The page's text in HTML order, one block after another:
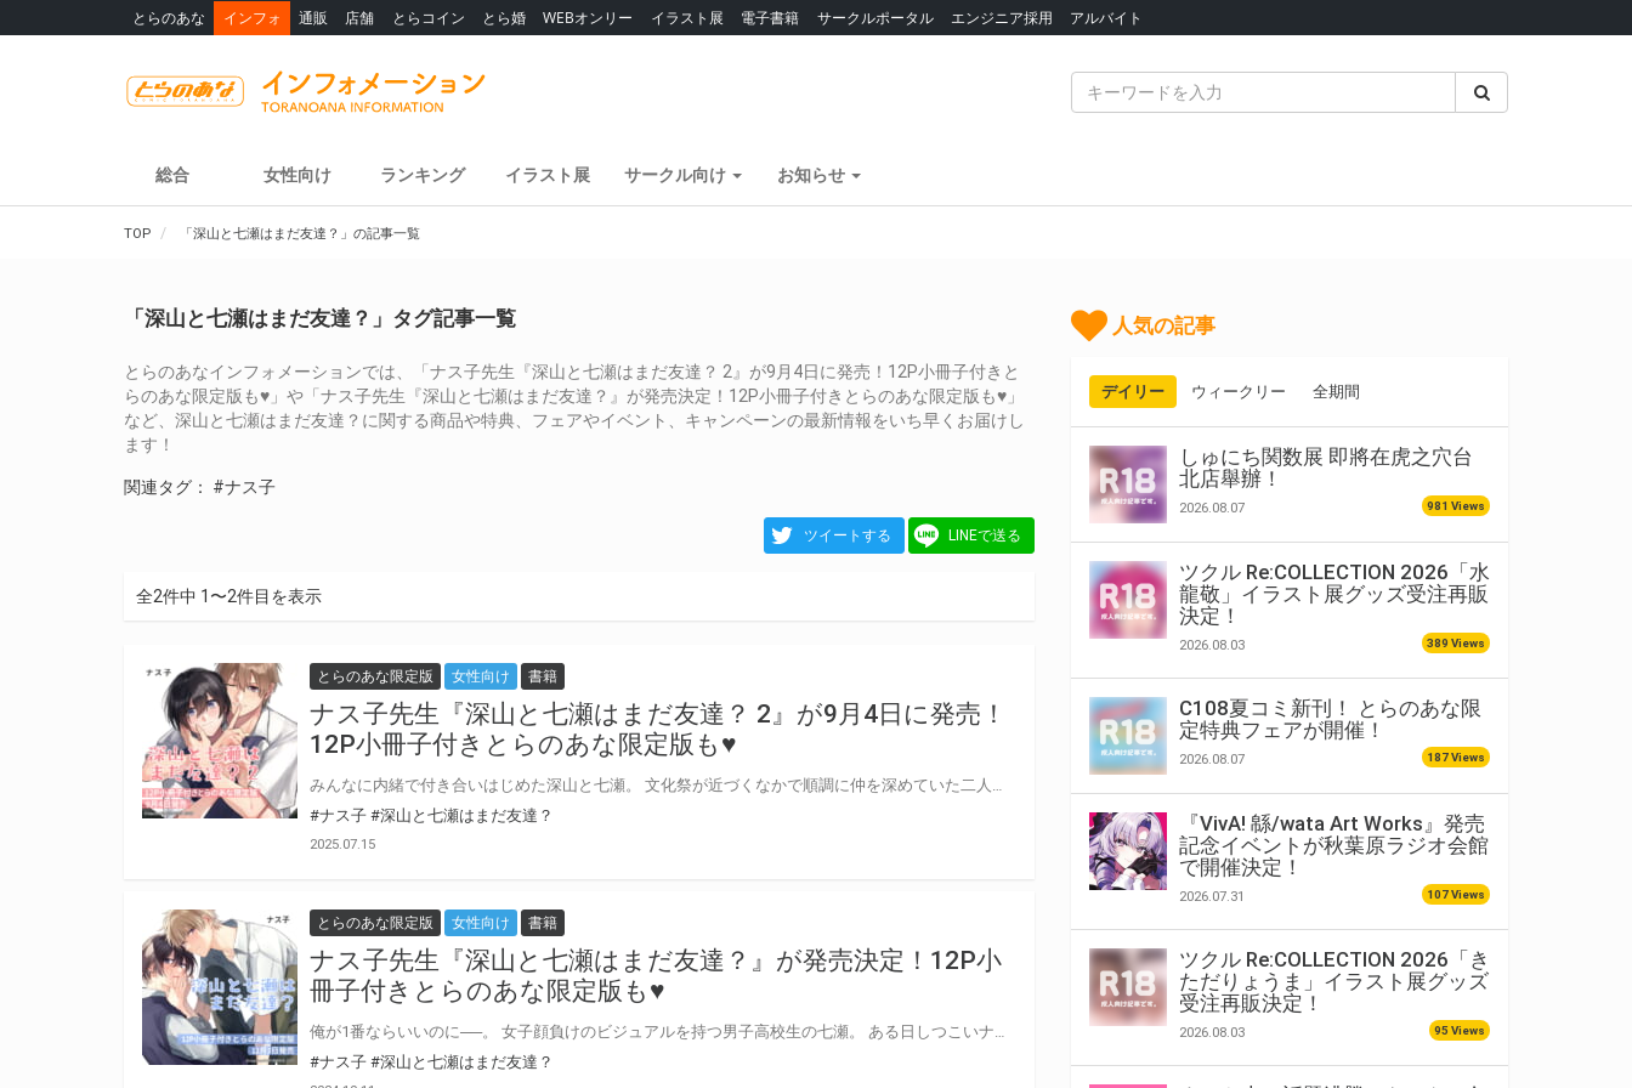
とらのあな インフォ 通販 店舗 とらコイン とら婚 WEBオンリー イラスト展 電子書籍 サークルポータル エンジニア採用 アルバイト
総合 女性向け ランキング イラスト展 サークル向け お知らせ
TOP 「深山と七瀬はまだ友達？」の記事一覧
「深山と七瀬はまだ友達？」タグ記事一覧
とらのあなインフォメーションでは、「ナス子先生『深山と七瀬はまだ友達？ 2』が9月4日に発売！12P小冊子付きと
らのあな限定版も♥」や「ナス子先生『深山と七瀬はまだ友達？』が発売決定！12P小冊子付きとらのあな限定版も♥」
など、深山と七瀬はまだ友達？に関する商品や特典、フェアやイベント、キャンペーンの最新情報をいち早くお届けし
ます！
関連タグ： #ナス子
ツイートする LINEで送る
全2件中 1〜2件目を表示
とらのあな限定版 女性向け 書籍
ナス子先生『深山と七瀬はまだ友達？ 2』が9月4日に発売！
12P小冊子付きとらのあな限定版も♥
#ナス子 #深山と七瀬はまだ友達？
2025.07.15
とらのあな限定版 女性向け 書籍
ナス子先生『深山と七瀬はまだ友達？』が発売決定！12P小
冊子付きとらのあな限定版も♥
#ナス子 #深山と七瀬はまだ友達？
人気の記事
デイリー ウィークリー 全期間
しゅにち関数展 即將在虎之穴台
北店舉辦！
2026.08.07 981 Views
ツクル Re:COLLECTION 2026「水
龍敬」イラスト展グッズ受注再販
決定！
2026.08.03 389 Views
C108夏コミ新刊！ とらのあな限
定特典フェアが開催！
2026.08.07 187 Views
『VivA! 緜/wata Art Works』発売
記念イベントが秋葉原ラジオ会館
で開催決定！
2026.07.31 107 Views
ツクル Re:COLLECTION 2026「き
ただりょうま」イラスト展グッズ
受注再販決定！
2026.08.03 95 Views